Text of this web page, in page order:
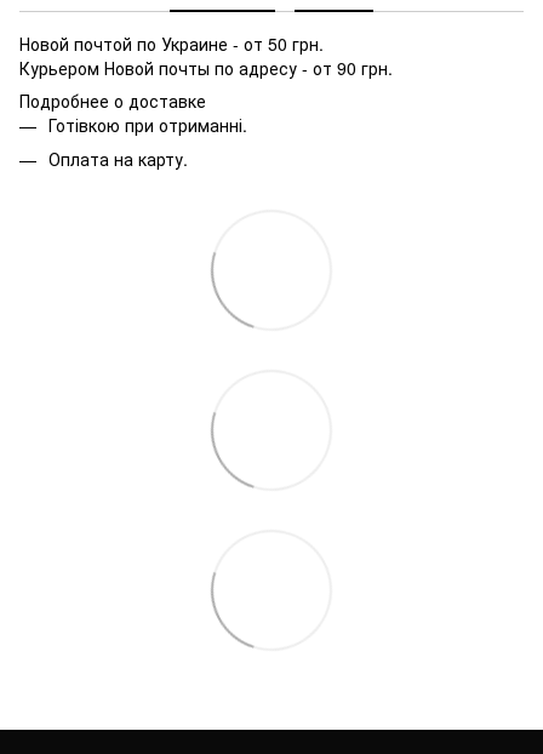
Новой почтой по Украине - от 50 грн.
Курьером Новой почты по адресу - от 90 грн.
Подробнее о доставке
Готівкою при отриманні.
Оплата на карту.